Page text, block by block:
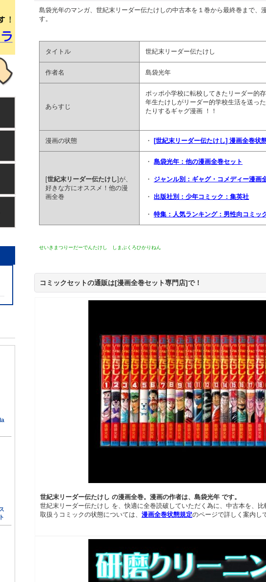
島袋光年のマンガ、世紀末リーダー伝たけしの中古本を１巻から最終巻まで、
す。
タイトル 世紀末リーダー伝たけし
作者名 島袋光年
あらすじ
ポッポ小学校に転校してきたリーダー的
年生たけしがリーダー的学校生活を送っ
たりするギャグ漫画 ！！
漫画の状態 ・ [世紀末リーダー伝たけし] 漫画全巻状
[世紀末リーダー伝たけし]が、
好きな方にオススメ！他の漫
画全巻
・ 島袋光年：他の漫画全巻セット
・ ジャンル別：ギャグ・コメディー漫画
・ 出版社別：少年コミック：集英社
・ 特集：人気ランキング：男性向コミッ
せいきまつりーだーでんたけし しまぶくろひかりねん
コミックセットの通販は[漫画全巻セット専門店]で！
世紀末リーダー伝たけし の漫画全巻。漫画の作者は、島袋光年 です。
世紀末リーダー伝たけし を、快適に全巻読破していただく為に、中古本を、
取扱うコミックの状態については、 漫画全巻状態規定のページで詳しく案内し